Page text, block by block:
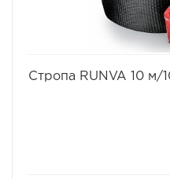
Стропа RUNVA 10 м/